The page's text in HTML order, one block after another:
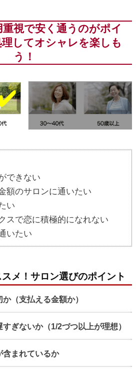
視で安く通うのがポイ
してオシャレを楽しも
う！
できない
額のサロンに通いたい
い
スで恋に積極的になれない
いたい
メ！サロン選びのポイント
（支払える金額か）
ぎないか（1/2づつ以上が理想）
含まれているか